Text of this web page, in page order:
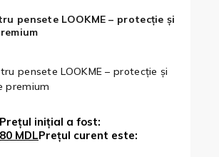
pensete LOOKME – protecție și
premium
Prețul inițial a fost:
80 MDLPrețul curent este: